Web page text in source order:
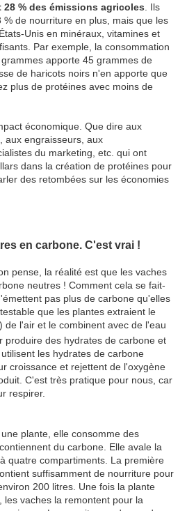
% des émissions agricoles . Ils
de nourriture en plus, mais que les
Unis en minéraux, vitamines et
Par exemple, la consommation
apporte 45 grammes de
de haricots noirs n'en apporte que
plus de protéines avec moins de
économique. Que dire aux
aux engraisseurs, aux
du marketing, etc. qui ont
dans la création de protéines pour
des retombées sur les économies
en carbone. C'est vrai !
pense, la réalité est que les vaches
neutres ! Comment cela se fait-
pas plus de carbone qu'elles
que les plantes extraient le
) de l'air et le combinent avec de l'eau
produire des hydrates de carbone et
les hydrates de carbone
croissance et rejettent de l'oxygène
C'est très pratique pour nous, car
respirer.
plante, elle consomme des
du carbone. Elle avale la
quatre compartiments. La première
suffisamment de nourriture pour
200 litres. Une fois la plante
vaches la remontent pour la